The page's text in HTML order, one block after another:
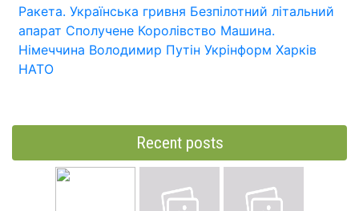
Ракета. Українська гривня Безпілотний літальний
апарат Сполучене Королівство Машина.
Німеччина Володимир Путін Укрінформ Харків
НАТО
Recent posts